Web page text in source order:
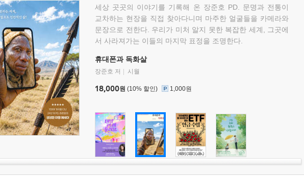
세상 곳곳의 이야기를 기록해 온 장준호 PD. 문명과 전통이
교차하는 현장을 직접 찾아다니며 마주한 얼굴들을 카메라와
문장으로 전한다. 우리가 미처 알지 못한 복잡한 세계, 그곳에
서 사라져가는 이들의 마지막 표정을 조명한다.
휴대폰과 독화살
장준호 저 시월
18,000원 (10% 할인) 1,000원